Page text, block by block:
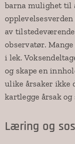
barna mulighet til
av
observatør.
i lek.
og skape en
ulike årsaker ikke
kartlegge årsak
Læring og